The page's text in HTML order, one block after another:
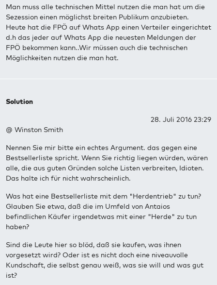
Man muss alle technischen Mittel nutzen die man hat um die
Sezession einen möglichst breiten Publikum anzubieten.
Heute hat die FPÖ auf Whats App einen Verteiler eingerichtet
d.h das jeder auf Whats App die neuesten Meldungen der
FPÖ bekommen kann..Wir müssen auch die technischen
Möglichkeiten nutzen die man hat.
Solution
28. Juli 2016 23:29
@ Winston Smith
Nennen Sie mir bitte ein echtes Argument. das gegen eine
Bestsellerliste spricht. Wenn Sie richtig liegen würden, wären
alle, die aus guten Gründen solche Listen verbreiten, Idioten.
Das halte ich für nicht wahrscheinlich.
Was hat eine Bestsellerliste mit dem "Herdentrieb" zu tun?
Glauben Sie etwa, daß die im Umfeld von Antaios
befindlichen Käufer irgendetwas mit einer "Herde" zu tun
haben?
Sind die Leute hier so blöd, daß sie kaufen, was ihnen
vorgesetzt wird? Oder ist es nicht doch eine niveauvolle
Kundschaft, die selbst genau weiß, was sie will und was gut
ist?